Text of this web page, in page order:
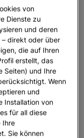
von
Dienste zu
und deren
– direkt oder über
die auf Ihren
erstellt, das
Seiten) und Ihre
Wenn
und
Installation von
für all diese
Ihre
Sie können